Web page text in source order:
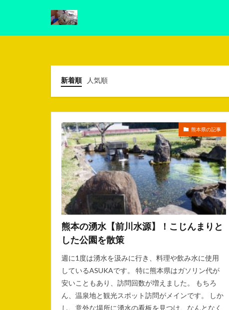
新着順 人気順
熊本県の記事
熊本の湧水【前川水源】！こじんまりと
した公園を散策
週に1度は湧水を汲みに行き、料理や飲み水に使用
しているASUKAです。 特に熊本県はガソリン代が
安いこともあり、訪問回数が増えました。 もちろ
ん、温泉地と観光スポット訪問がメインです。 しか
し、意外な場所に湧水の看板を見つけ、なんとなく